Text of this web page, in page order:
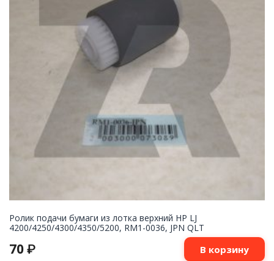
Ролик подачи бумаги из лотка верхний HP LJ
4200/4250/4300/4350/5200, RM1-0036, JPN QLT
70 ₽ В корзину